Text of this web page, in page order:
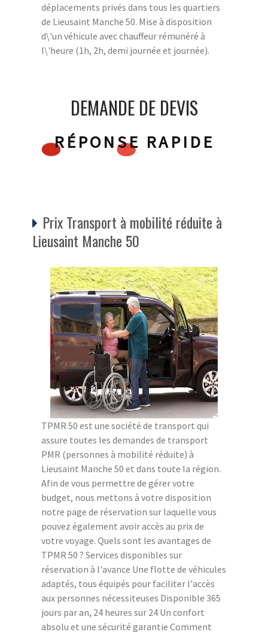
déplacements privés dans tous les quartiers
de Lieusaint Manche 50. Mise à disposition
d\'un véhicule avec chauffeur rémunéré à
l\'heure (1h, 2h, demi journée et journée).
DEMANDE DE DEVIS
RÉPONSE RAPIDE
Prix Transport à mobilité réduite à
Lieusaint Manche 50
TPMR 50 est une société de transport qui
assure toutes les demandes de transport
PMR (personnes à mobilité réduite) à
Lieusaint Manche 50 et dans toute la région.
Afin de vous permettre de gérer votre
budget, nous mettons à votre disposition
notre page de réservation sur laquelle vous
pouvez également avoir accès au prix de
votre voyage. Quels sont les avantages de
TPMR 50 ? Services disponibles sur
réservation à l'avance Une flotte de véhicules
adaptés, tous équipés pour faciliter l'accès
aux personnes nécessiteuses Disponible 365
jours par an, 24 heures sur 24 Un confort
absolu et une sécurité garantie Comment